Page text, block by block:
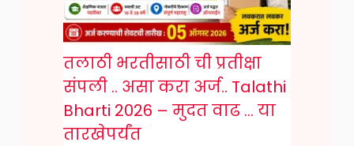
तलाठी भरतीसाठी ची प्रतीक्षा
संपली .. असा करा अर्ज.. Talathi
Bharti 2026 – मुदत वाढ … या
तारखेपर्यंत